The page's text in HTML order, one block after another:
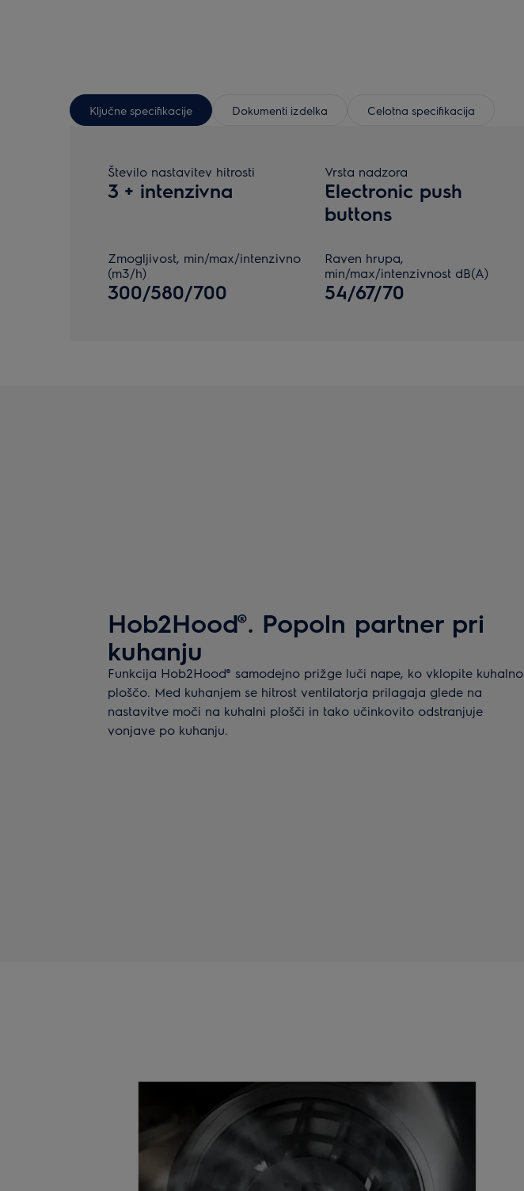
Ključne specifikacije Dokumenti izdelka Celotna specifikacija
Število nastavitev hitrosti
3 + intenzivna
Vrsta nadzora
Electronic push
buttons
Zmogljivost, min/max/intenzivno
(m3/h)
300/580/700
Raven hrupa,
min/max/intenzivnost dB(A)
54/67/70
Hob2Hood®. Popoln partner pri
kuhanju
Funkcija Hob2Hood® samodejno prižge luči nape, ko vklopite kuhalno
ploščo. Med kuhanjem se hitrost ventilatorja prilagaja glede na
nastavitve moči na kuhalni plošči in tako učinkovito odstranjuje
vonjave po kuhanju.